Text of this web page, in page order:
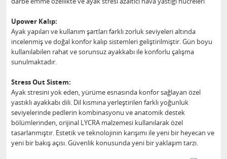
Upower Kalıp:
Ayak yapıları ve kullanım şartları farklı zorluk seviyeleri altında
incelenmiş ve doğal konfor kalıp sistemleri geliştirilmiştir. Gün boyu
kullanılabilen rahat ve sorunsuz ayakkabı ile konforlu çalışma
sunulmaktadır.
Stress Out Sistem:
Ayak stresini yok eden, yürüme esnasında konfor sağlayan özel
yastıklı ayakkabı dili. Dil kısmına yerleştirilen farklı yoğunluk
seviyelerinde pedlerin kombinasyonu ve anatomik destek
bölümlerinden, orijinal LYCRA malzemesi kullanılarak özel
tasarlanmıştır. Estetik ve teknolojinin karışımı ile yeni bir heyecan ve
yeni bir bakış açısı. Güvenlik konusunda yeni bir yaklaşım tarzı.